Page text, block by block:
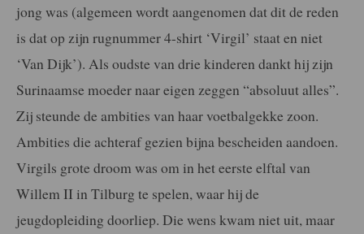
jong was (algemeen wordt aangenomen dat dit de reden
is dat op zijn rugnummer 4-shirt ‘Virgil’ staat en niet
‘Van Dijk’). Als oudste van drie kinderen dankt hij zijn
Surinaamse moeder naar eigen zeggen “absoluut alles”.
Zij steunde de ambities van haar voetbalgekke zoon.
Ambities die achteraf gezien bijna bescheiden aandoen.
Virgils grote droom was om in het eerste elftal van
Willem II in Tilburg te spelen, waar hij de
jeugdopleiding doorliep. Die wens kwam niet uit, maar